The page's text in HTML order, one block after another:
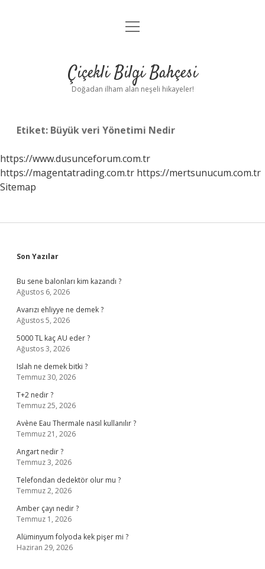
Anasayfa
Yasal Uyarı
menüyü
Çiçekli Bilgi Bahçesi
Doğadan ilham alan neşeli hikayeler!
Etiket: Büyük veri Yönetimi Nedir
https://www.dusunceforum.com.tr
https://magentatrading.com.tr https://mertsunucum.com.tr
Sitemap
Sidebar
Son Yazılar
Bu sene balonları kim kazandı ?
Ağustos 6, 2026
Avarızı ehliyye ne demek ?
Ağustos 5, 2026
5000 TL kaç AU eder ?
Ağustos 3, 2026
Islah ne demek bitki ?
Temmuz 30, 2026
T+2 nedir ?
Temmuz 25, 2026
Avène Eau Thermale nasıl kullanılır ?
Temmuz 21, 2026
Angart nedir ?
Temmuz 3, 2026
Telefondan dedektör olur mu ?
Temmuz 2, 2026
Amber çayı nedir ?
Temmuz 1, 2026
Alüminyum folyoda kek pişer mi ?
Haziran 29, 2026